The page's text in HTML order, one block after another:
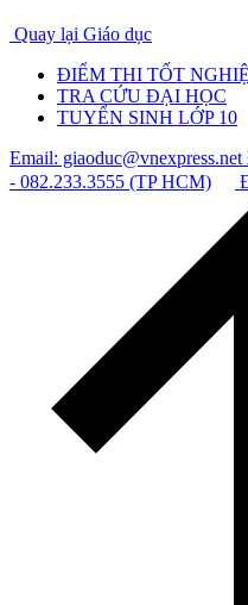
Quay lại Giáo dục
ĐIỂM THI TỐT
TRA CỨU ĐẠI HỌC
TUYỂN SINH LỚP 10
Email: giaoduc@vnexpress.net
- 082.233.3555 (TP HCM)